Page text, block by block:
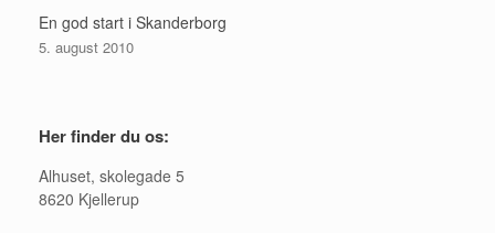
En god start i Skanderborg
5. august 2010
Her finder du os:
Alhuset, skolegade 5
8620 Kjellerup